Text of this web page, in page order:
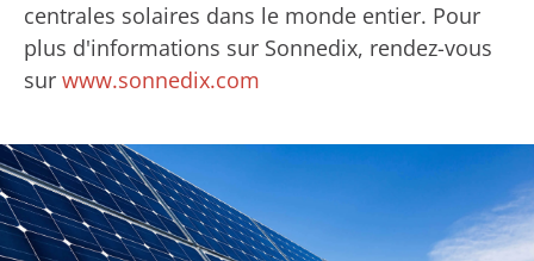
centrales solaires dans le monde entier. Pour
plus d'informations sur Sonnedix, rendez-vous
sur www.sonnedix.com